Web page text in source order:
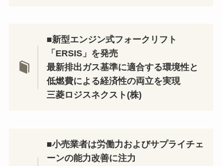
■新型エンジン式フォークリフト
「ERSIS」を発売
最新排出ガス基準に適合する環境性と
低燃費による経済性の両立を実現
三菱ロジスネクスト(株)
■小売業者は労働力およびサプライチェ
ーンの能力改善に注力